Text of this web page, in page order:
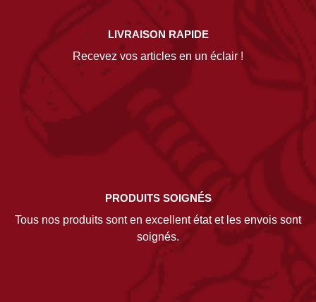
LIVRAISON RAPIDE
Recevez vos articles en un éclair !
PRODUITS SOIGNÉS
Tous nos produits sont en excellent état et les envois sont
soignés.